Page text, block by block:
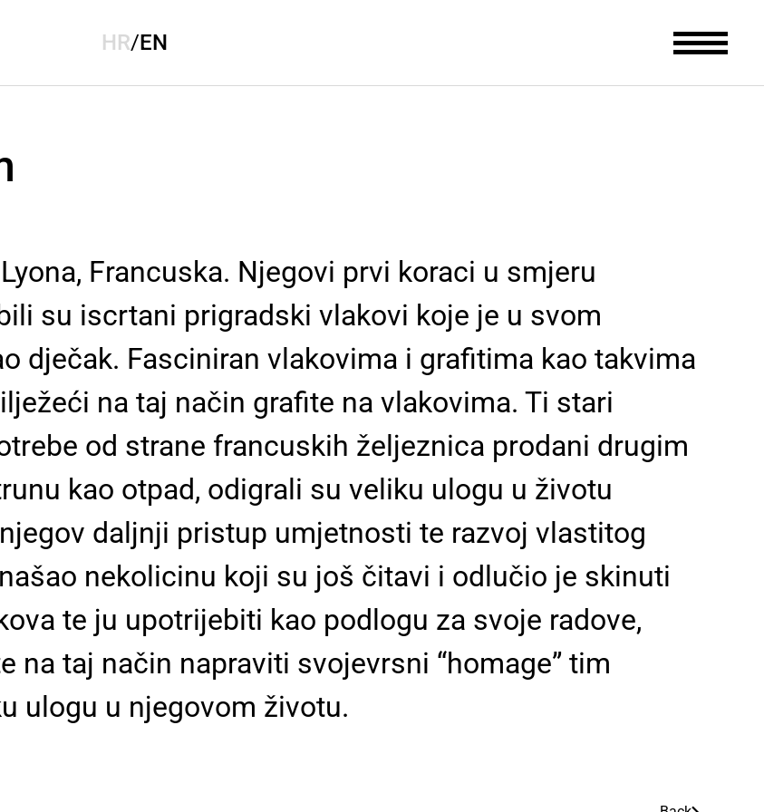
HR/EN
Francuska. Njegovi prvi koraci u smjeru
su iscrtani prigradski vlakovi koje je u svom
dječak. Fasciniran vlakovima i grafitima kao takvima
na taj način grafite na vlakovima. Ti stari
od strane francuskih željeznica prodani drugim
kao otpad, odigrali su veliku ulogu u životu
daljnji pristup umjetnosti te razvoj vlastitog
nekolicinu koji su još čitavi i odlučio je skinuti
te ju upotrijebiti kao podlogu za svoje radove,
na taj način napraviti svojevrsni “homage” tim
ulogu u njegovom životu.